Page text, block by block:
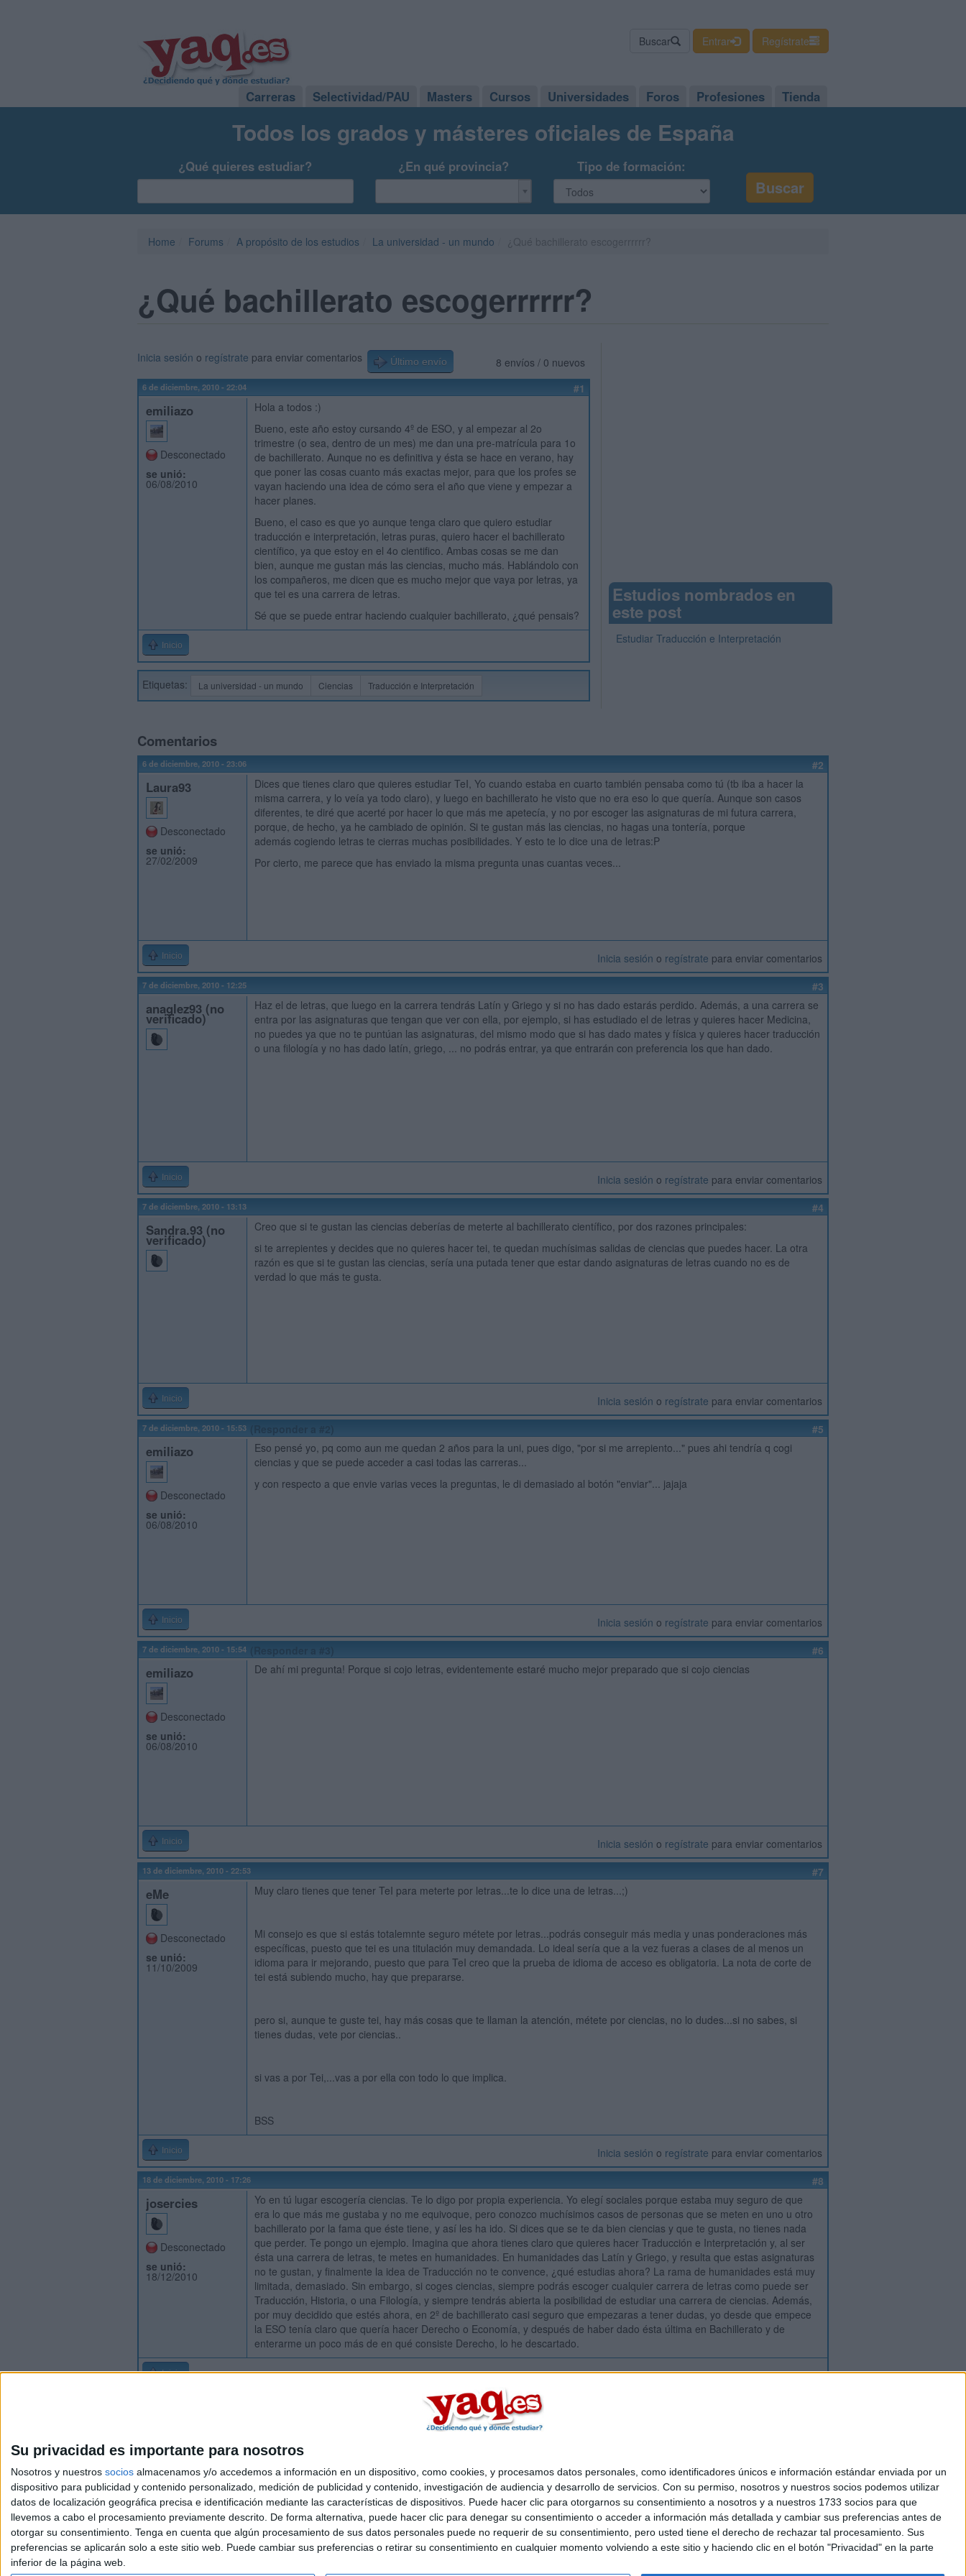
Su privacidad es importante para nosotros
Nosotros y nuestros socios almacenamos y/o accedemos a información en un dispositivo, como cookies, y procesamos datos personales, como identificadores únicos e información estándar enviada por un
dispositivo para publicidad y contenido personalizado, medición de publicidad y contenido, investigación de audiencia y desarrollo de servicios. Con su permiso, nosotros y nuestros socios podemos utilizar
datos de localización geográfica precisa e identificación mediante las características de dispositivos. Puede hacer clic para otorgarnos su consentimiento a nosotros y a nuestros 1733 socios para que
llevemos a cabo el procesamiento previamente descrito. De forma alternativa, puede hacer clic para denegar su consentimiento o acceder a información más detallada y cambiar sus preferencias antes de
otorgar su consentimiento. Tenga en cuenta que algún procesamiento de sus datos personales puede no requerir de su consentimiento, pero usted tiene el derecho de rechazar tal procesamiento. Sus
preferencias se aplicarán solo a este sitio web. Puede cambiar sus preferencias o retirar su consentimiento en cualquier momento volviendo a este sitio y haciendo clic en el botón "Privacidad" en la parte
inferior de la página web.
Buscar Entrar Regístrate
Carreras Selectividad/PAU Masters Cursos Universidades Foros Profesiones Tienda
Todos los grados y másteres oficiales de España
¿Qué quieres estudiar? ¿En qué provincia? Tipo de formación:
Home Forums A propósito de los estudios La universidad - un mundo
¿Qué bachillerato escogerrrrrr?
8 envíos / 0 nuevos
Inicia sesión o regístrate para enviar comentarios Último envío
6 de diciembre, 2010 - 22:04 #1
emiliazo
Desconectado
se unió:
06/08/2010
Hola a todos :)
Bueno, este año estoy cursando 4º de ESO, y al empezar al 2o
trimestre (o sea, dentro de un mes) me dan una pre-matrícula para 1o
de bachillerato. Aunque no es definitiva y ésta se hace en verano, hay
que poner las cosas cuanto más exactas mejor, para que los profes se
vayan haciendo una idea de cómo sera el año que viene y empezar a
hacer planes.
Bueno, el caso es que yo aunque tenga claro que quiero estudiar
traducción e interpretación, letras puras, quiero hacer el bachillerato
científico, ya que estoy en el 4o cientifico. Ambas cosas se me dan
bien, aunque me gustan más las ciencias, mucho más. Hablándolo con
los compañeros, me dicen que es mucho mejor que vaya por letras, ya
que tei es una carrera de letras.
Sé que se puede entrar haciendo cualquier bachillerato, ¿qué pensais?
Inicio
Etiquetas: La universidad - un mundo Ciencias Traducción e Interpretación
Estudios nombrados en
este post
Estudiar Traducción e Interpretación
Comentarios
6 de diciembre, 2010 - 23:06 #2
Laura93
Desconectado
se unió:
27/02/2009
Dices que tienes claro que quieres estudiar TeI, Yo cuando estaba en cuarto también pensaba como tú (tb iba a hacer la
misma carrera, y lo veía ya todo claro), y luego en bachillerato he visto que no era eso lo que quería. Aunque son casos
diferentes, te diré que acerté por hacer lo que más me apetecía, y no por escoger las asignaturas de mi futura carrera,
porque, de hecho, ya he cambiado de opinión. Si te gustan más las ciencias, no hagas una tontería, porque
además cogiendo letras te cierras muchas posibilidades. Y esto te lo dice una de letras:P
Por cierto, me parece que has enviado la misma pregunta unas cuantas veces...
Inicio Inicia sesión o regístrate para enviar comentarios
7 de diciembre, 2010 - 12:25 #3
anaglez93 (no
verificado)
Haz el de letras, que luego en la carrera tendrás Latín y Griego y si no has dado estarás perdido. Además, a una carrera se
entra por las asignaturas que tengan que ver con ella, por ejemplo, si has estudiado el de letras y quieres hacer Medicina,
no puedes ya que no te puntúan las asignaturas, del mismo modo que si has dado mates y física y quieres hacer traducción
o una filología y no has dado latín, griego, ... no podrás entrar, ya que entrarán con preferencia los que han dado.
Inicio Inicia sesión o regístrate para enviar comentarios
7 de diciembre, 2010 - 13:13 #4
Sandra.93 (no
verificado)
Creo que si te gustan las ciencias deberías de meterte al bachillerato científico, por dos razones principales:
si te arrepientes y decides que no quieres hacer tei, te quedan muchísimas salidas de ciencias que puedes hacer. La otra
razón es que si te gustan las ciencias, sería una putada tener que estar dando asignaturas de letras cuando no es de
verdad lo que más te gusta.
Inicio Inicia sesión o regístrate para enviar comentarios
7 de diciembre, 2010 - 15:53 #5
emiliazo
Desconectado
se unió:
06/08/2010
Eso pensé yo, pq como aun me quedan 2 años para la uni, pues digo, "por si me arrepiento..." pues ahi tendría q cogi
ciencias y que se puede acceder a casi todas las carreras...
y con respecto a que envie varias veces la preguntas, le di demasiado al botón "enviar"... jajaja
Inicio Inicia sesión o regístrate para enviar comentarios
7 de diciembre, 2010 - 15:54 #6
emiliazo
Desconectado
se unió:
06/08/2010
De ahí mi pregunta! Porque si cojo letras, evidentemente estaré mucho mejor preparado que si cojo ciencias
Inicio Inicia sesión o regístrate para enviar comentarios
13 de diciembre, 2010 - 22:53 #7
eMe
Desconectado
se unió:
11/10/2009
Muy claro tienes que tener TeI para meterte por letras...te lo dice una de letras...;)
Mi consejo es que si estás totalemnte seguro métete por letras...podrás conseguir más media y unas ponderaciones más
específicas, puesto que tei es una titulación muy demandada. Lo ideal sería que a la vez fueras a clases de al menos un
idioma para ir mejorando, puesto que para TeI creo que la prueba de idioma de acceso es obligatoria. La nota de corte de
tei está subiendo mucho, hay que prepararse.
pero si, aunque te guste tei, hay más cosas que te llaman la atención, métete por ciencias, no lo dudes...si no sabes, si
tienes dudas, vete por ciencias..
si vas a por Tei,...vas a por ella con todo lo que implica.
BSS
Inicio Inicia sesión o regístrate para enviar comentarios
18 de diciembre, 2010 - 17:26 #8
josercies
Desconectado
se unió:
18/12/2010
Yo en tú lugar escogería ciencias. Te lo digo por propia experiencia. Yo elegí sociales porque estaba muy seguro de que
era lo que más me gustaba y no me equivoque, pero conozco muchísimos casos de personas que se meten en uno u otro
bachillerato por la fama que éste tiene, y así les ha ido. Si dices que se te da bien ciencias y que te gusta, no tienes nada
que perder. Te pongo un ejemplo. Imagina que ahora tienes claro que quieres hacer Traducción e Interpretación y, al ser
ésta una carrera de letras, te metes en humanidades. En humanidades das Latín y Griego, y resulta que estas asignaturas
no te gustan, y finalmente la idea de Traducción no te convence, ¿qué estudias ahora? La rama de humanidades está muy
limitada, demasiado. Sin embargo, si coges ciencias, siempre podrás escoger cualquier carrera de letras como puede ser
Traducción, Historia, o una Filología, y siempre tendrás abierta la posibilidad de estudiar una carrera de ciencias. Además,
por muy decidido que estés ahora, en 2º de bachillerato casi seguro que empezaras a tener dudas, yo desde que empece
la ESO tenía claro que quería hacer Derecho o Economía, y después de haber dado ésta última en Bachillerato y de
enterarme un poco más de en qué consiste Derecho, lo he descartado.
Inicio Inicia sesiónoregístratepara enviar comentarios
Quiénes somos|Contactar|Anúnciate
Aviso legal|Politica de privacidad|Condiciones generales|Política de cookies
© 2003-2026Compás Mediterráneo S.L.- Diego de León 47 - 28006 Madrid [ESPAÑA] - Tel. +34 91 593 2767